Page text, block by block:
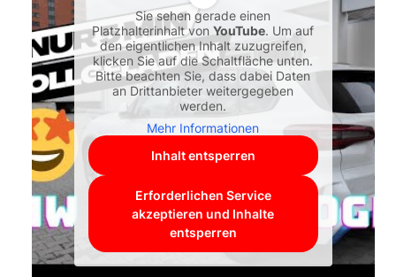
Sie sehen gerade einen
Platzhalterinhalt vonYouTube. Um auf
den eigentlichen Inhalt zuzugreifen,
klicken Sie auf die Schaltfläche unten.
Bitte beachten Sie, dass dabei Daten
an Drittanbieter weitergegeben
werden.
Mehr Informationen
Inhalt entsperren
Erforderlichen Service
akzeptieren und Inhalte
entsperren